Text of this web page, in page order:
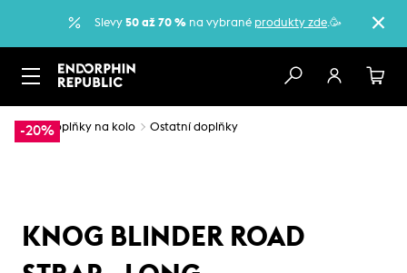
Slevy 50 až 70 % na vybrané produkty zde.🥳
-20%
… Doplňky na kolo Ostatní doplňky
KNOG BLINDER ROAD